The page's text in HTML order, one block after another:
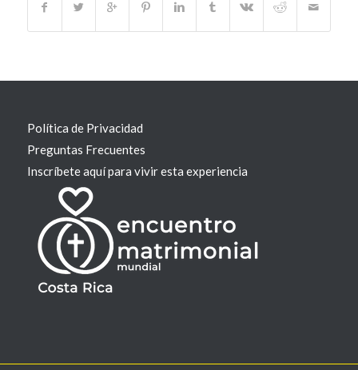
Política de Privacidad
Preguntas Frecuentes
Inscríbete aquí para vivir esta experiencia